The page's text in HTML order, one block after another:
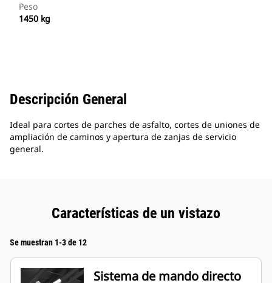
Peso
1450 kg
Descripción General
Ideal para cortes de parches de asfalto, cortes de uniones de
ampliación de caminos y apertura de zanjas de servicio
general.
Características de un vistazo
Se muestran 1-3 de 12
Sistema de mando directo